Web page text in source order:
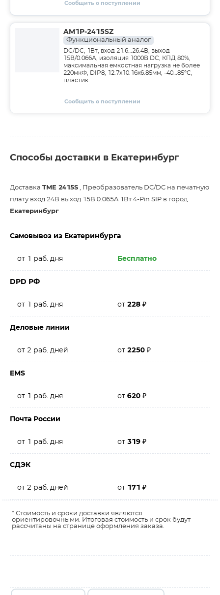
Сообщить о поступлении
AM1P-2415SZ
Функциональный аналог
DC/DC, 1Вт, вход 21.6…26.4В, выход
15В/0.066А, изоляция 1000В DC, КПД 80%,
максимальная емкостная нагрузка не более
220мкФ, DIP8, 12.7x10.16x6.85мм, -40…85°C,
пластик
Сообщить о поступлении
Способы доставки в Екатеринбург
Доставка TME 2415S , Преобразователь DC/DC на печатную
плату вход 24В выход 15В 0.065A 1Вт 4-Pin SIP в город
Екатеринбург
Самовывоз из Екатеринбурга
от 1 раб. дня Бесплатно
DPD РФ
от 1 раб. дня от 228 ₽
Деловые линии
от 2 раб. дней от 2250 ₽
EMS
от 1 раб. дня от 620 ₽
Почта России
от 1 раб. дня от 319 ₽
СДЭК
от 2 раб. дней от 171 ₽
* Стоимость и сроки доставки являются
ориентировочными. Итоговая стоимость и срок будут
рассчитаны на странице оформления заказа.